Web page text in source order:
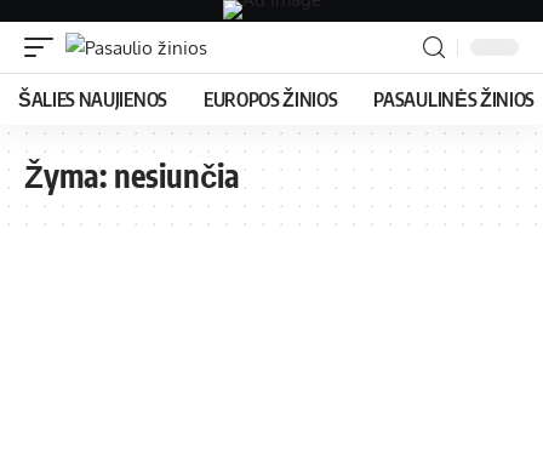
ŠALIES NAUJIENOS EUROPOS ŽINIOS PASAULINĖS ŽINIOS
Žyma: nesiunčia